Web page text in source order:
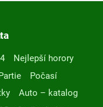
Nejlepší horory
Počasí
Auto – katalog